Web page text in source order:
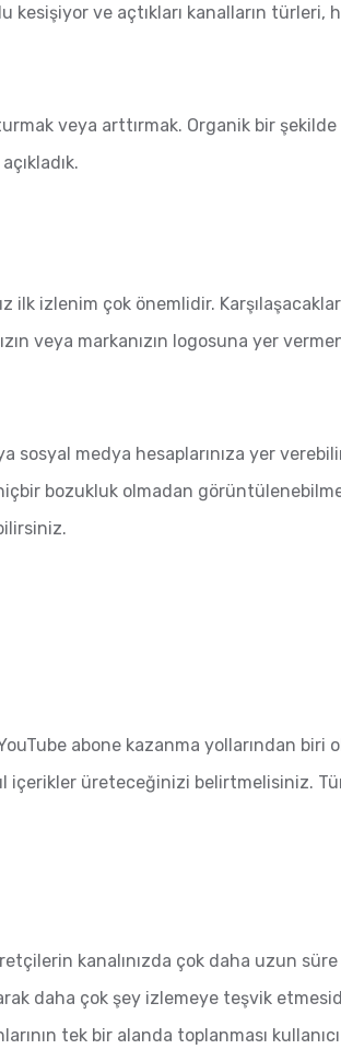
kesişiyor ve açtıkları kanalların
veya arttırmak. Organik bir
izlenim çok önemlidir.
veya markanızın logosuna yer
sosyal medya hesaplarınıza yer
bozukluk olmadan
abone kazanma yollarından biri
içerikler üreteceğinizi belirtmelisiniz.
kanalınızda çok daha uzun süre
daha çok şey izlemeye teşvik
tek bir alanda toplanması